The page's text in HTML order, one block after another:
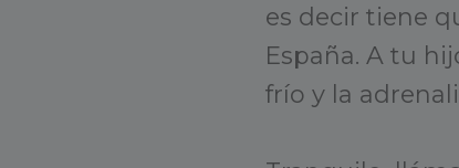
es decir tiene
España. A tu
frío y la